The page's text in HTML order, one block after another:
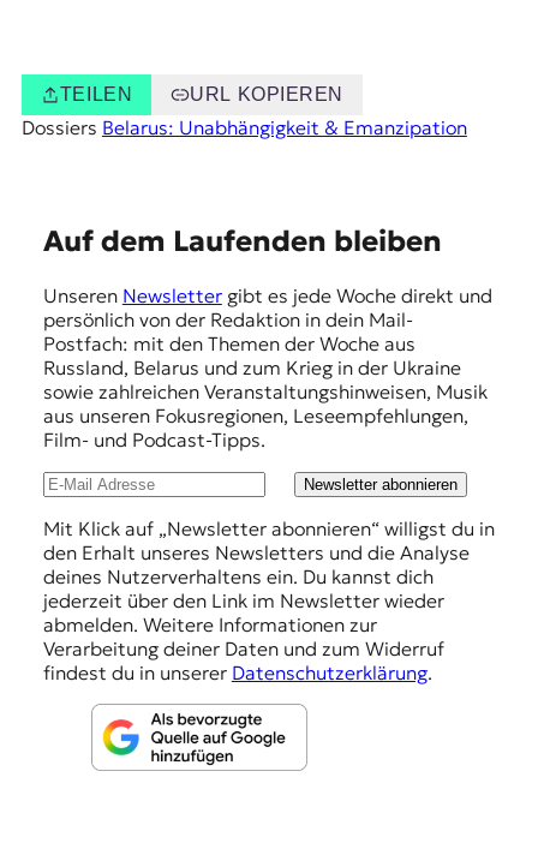
TEILEN URL KOPIEREN
Dossiers Belarus: Unabhängigkeit & Emanzipation
Auf dem Laufenden bleiben
Unseren Newslettergibt es jede Woche direkt und
persönlich von der Redaktion in dein Mail-
Postfach: mit den Themen der Woche aus
Russland, Belarus und zum Krieg in der Ukraine
sowie zahlreichen Veranstaltungshinweisen, Musik
aus unseren Fokusregionen, Leseempfehlungen,
Film- und Podcast-Tipps.
Newsletter abonnieren
Mit Klick auf „Newsletter abonnieren“ willigst du in
den Erhalt unseres Newsletters und die Analyse
deines Nutzerverhaltens ein. Du kannst dich
jederzeit über den Link im Newsletter wieder
abmelden. Weitere Informationen zur
Verarbeitung deiner Daten und zum Widerruf
findest du in unserer Datenschutzerklärung.